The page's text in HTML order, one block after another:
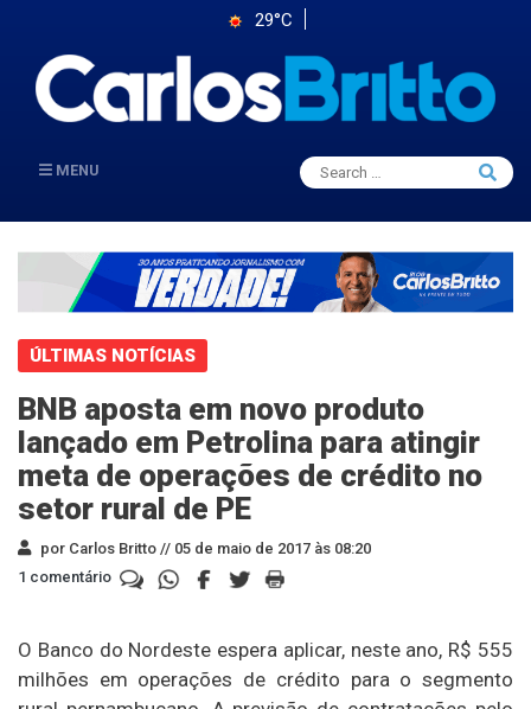
29°C
MENU
Search
for:
Search
ÚLTIMAS NOTÍCIAS
BNB aposta em novo produto
lançado em Petrolina para atingir
meta de operações de crédito no
setor rural de PE
por Carlos Britto // 05 de maio de 2017 às 08:20
1 comentário
O Banco do Nordeste espera aplicar, neste ano, R$ 555
milhões em operações de crédito para o segmento